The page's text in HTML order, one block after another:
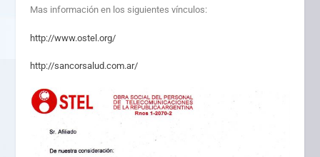
Mas información en los siguientes vínculos:
http://www.ostel.org/
http://sancorsalud.com.ar/